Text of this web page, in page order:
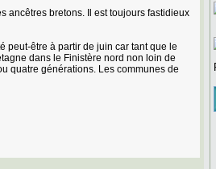
ancêtres bretons. Il est toujours fastidieux
peut-être à partir de juin car tant que le
dans le Finistère nord non loin de
quatre générations. Les communes de